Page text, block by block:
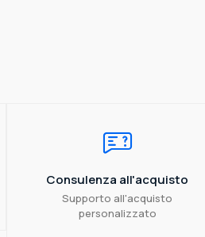
Consulenza all'acquisto
Supporto all'acquisto
personalizzato